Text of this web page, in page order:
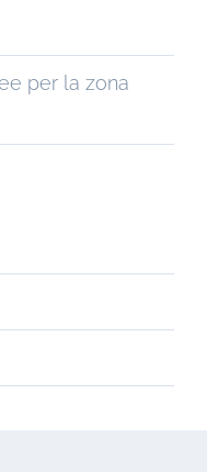
per la zona